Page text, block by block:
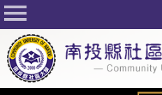
回首頁
關於社大
公佈欄